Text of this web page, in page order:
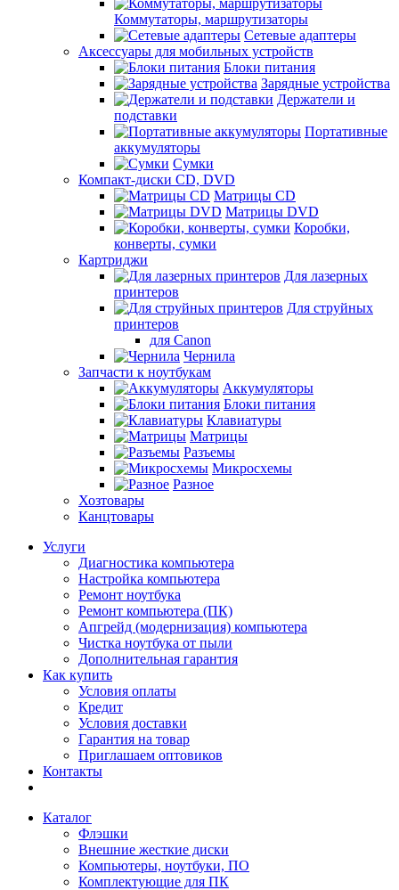
Коммутаторы, маршрутизаторы
Сетевые адаптеры
Аксессуары для мобильных устройств
Блоки питания
Зарядные устройства
Держатели и
подставки
Портативные
аккумуляторы
Сумки
Компакт-диски CD, DVD
Матрицы CD
Матрицы DVD
Коробки,
конверты, сумки
Картриджи
Для лазерных
принтеров
Для струйных
принтеров
для Canon
Чернила
Запчасти к ноутбукам
Аккумуляторы
Блоки питания
Клавиатуры
Матрицы
Разъемы
Микросхемы
Разное
Хозтовары
Канцтовары
Услуги
Диагностика компьютера
Настройка компьютера
Ремонт ноутбука
Ремонт компьютера (ПК)
Апгрейд (модернизация) компьютера
Чистка ноутбука от пыли
Дополнительная гарантия
Как купить
Условия оплаты
Кредит
Условия доставки
Гарантия на товар
Приглашаем оптовиков
Контакты
Каталог
Флэшки
Внешние жесткие диски
Компьютеры, ноутбуки, ПО
Комплектующие для ПК